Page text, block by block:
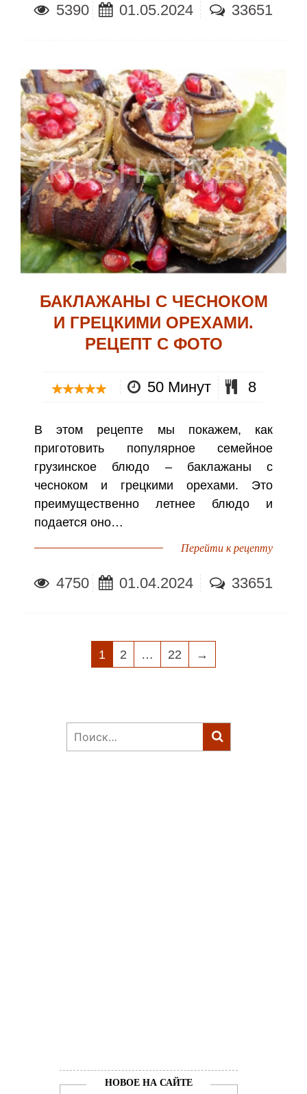
5390 01.05.2024 33651
БАКЛАЖАНЫ С ЧЕСНОКОМ
И ГРЕЦКИМИ ОРЕХАМИ.
РЕЦЕПТ С ФОТО
50 Минут 8
В этом рецепте мы покажем, как
приготовить популярное семейное
грузинское блюдо – баклажаны с
чесноком и грецкими орехами. Это
преимущественно летнее блюдо и
подается оно…
Перейти к рецепту
4750 01.04.2024 33651
НАВИГАЦИЯ
1 2 … 22 →
Найти:
НОВОЕ НА САЙТЕ